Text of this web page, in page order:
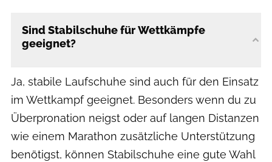
Sind Stabilschuhe für Wettkämpfe
geeignet?
Ja, stabile Laufschuhe sind auch für den Einsatz
im Wettkampf geeignet. Besonders wenn du zu
Überpronation neigst oder auf langen Distanzen
wie einem Marathon zusätzliche Unterstützung
benötigst, können Stabilschuhe eine gute Wahl